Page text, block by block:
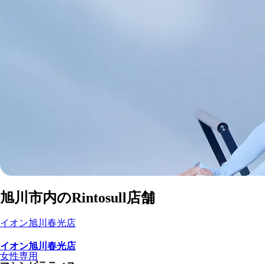
マシンピラティススタジオ
Rintosull店舗一覧
旭川市内のRintosull店舗
イオン旭川春光店
イオン旭川春光店
女性専用